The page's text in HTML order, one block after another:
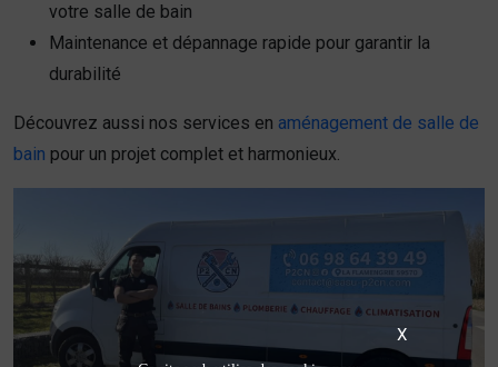
votre salle de bain
Maintenance et dépannage rapide pour garantir la
durabilité
Découvrez aussi nos services en aménagement de salle de
bain pour un projet complet et harmonieux.
X